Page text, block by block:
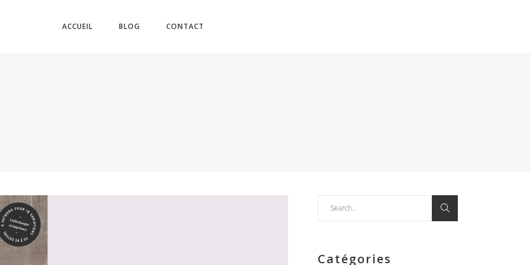
ACCUEIL BLOG CONTACT
Search
for:
Catégories